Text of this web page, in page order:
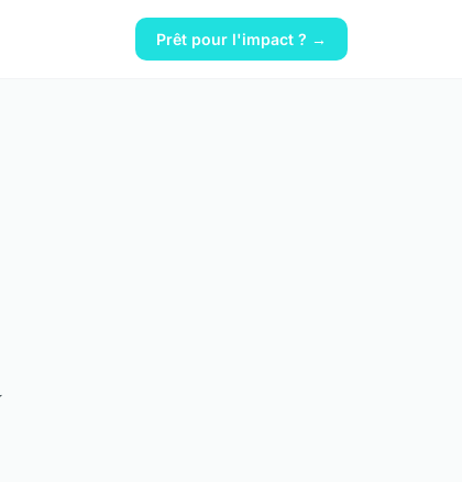
Prêt pour l'impact ? →